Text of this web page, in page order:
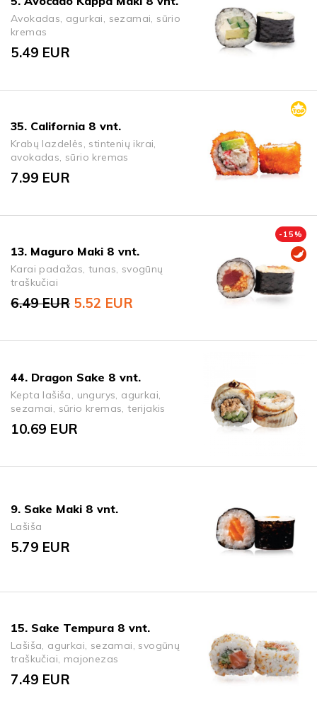
Avokadas, agurkai, sezamai, sūrio
kremas
5.49 EUR
35. California 8 vnt.
Krabų lazdelės, stintenių ikrai,
avokadas, sūrio kremas
7.99 EUR
- 15%
13. Maguro Maki 8 vnt.
Karai padažas, tunas, svogūnų
traškučiai
6.49EUR
Original price was: 6.49 EUR.
5.52 EUR
Current price is: 5.52 EUR.
44. Dragon Sake 8 vnt.
Kepta lašiša, ungurys, agurkai,
sezamai, sūrio kremas, terijakis
10.69 EUR
9. Sake Maki 8 vnt.
Lašiša
5.79 EUR
15. Sake Tempura 8 vnt.
Lašiša, agurkai, sezamai, svogūnų
traškučiai, majonezas
7.49 EUR